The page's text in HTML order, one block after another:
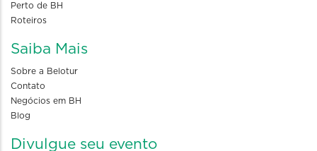
Perto de BH
Roteiros
Saiba Mais
Sobre a Belotur
Contato
Negócios em BH
Blog
Divulgue seu evento